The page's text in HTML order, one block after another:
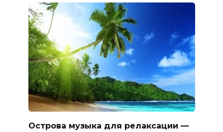
Острова музыка для релаксации —